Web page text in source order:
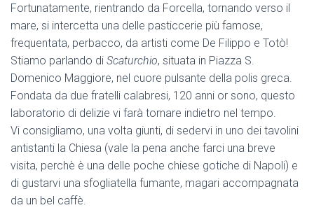
Fortunatamente, rientrando da Forcella, tornando verso il
mare, si intercetta una delle pasticcerie più famose,
frequentata, perbacco, da artisti come De Filippo e Totò!
Stiamo parlando di Scaturchio, situata in Piazza S.
Domenico Maggiore, nel cuore pulsante della polis greca.
Fondata da due fratelli calabresi, 120 anni or sono, questo
laboratorio di delizie vi farà tornare indietro nel tempo.
Vi consigliamo, una volta giunti, di sedervi in uno dei tavolini
antistanti la Chiesa (vale la pena anche farci una breve
visita, perchè è una delle poche chiese gotiche di Napoli) e
di gustarvi una sfogliatella fumante, magari accompagnata
da un bel caffè.